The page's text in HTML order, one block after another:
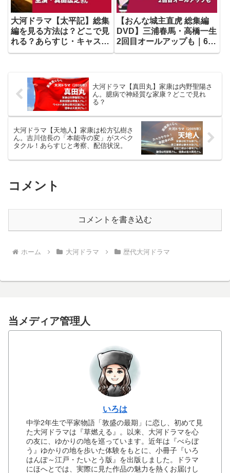
大河ドラマ【太平記】総集
編を見る方法は？どこで見
れる？あらすじ・キャスト
も解説
【おんな城主直虎 総集編
DVD】三浦春馬・高橋一生
2回目オールアップも｜64
名クランクアップ一覧
大河ドラマ【真田丸】家康は内野聖陽さ
ん。臆病で神経質な家康？どこで見れ
る？
大河ドラマ【天地人】家康は松方弘樹さ
ん。吉川信長の「本能寺の変」がスペク
タクル！あらすじと考察、配信状況。
コメント
コメントを書き込む
ホーム 大河ドラマ 歴代大河ドラマ
当メディア管理人
いろは
中学2年生で平家物語「敦盛の最期」に恋し、初めて見
た大河ドラマは『草燃える』。以来、大河ドラマを心
の友に、ゆかりの地を巡っています。近年は『べらぼ
う』ゆかりの地を歩いた体験をもとに、小冊子『いろ
はんぽ～江戸・たいとう版』を出版しました。ドラマ
にほへとでは、実際に見た作品の魅力を熱くお届けし